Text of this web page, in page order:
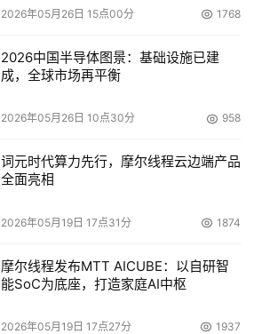
2026年05月26日 15点00分 1768
2026中国半导体图景：基础设施已建
成，全球市场再平衡
2026年05月26日 10点30分 958
词元时代算力先行，摩尔线程云边端产品
全面亮相
2026年05月19日 17点31分 1874
摩尔线程发布MTT AICUBE：以自研智
能SoC为底座，打造家庭AI中枢
2026年05月19日 17点27分 1937